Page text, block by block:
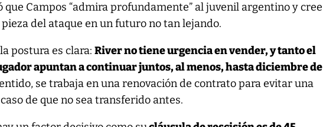
que Campos “admira profundamente” al juvenil argentino y cree
del ataque en un futuro no tan lejando.
postura es clara:River no tiene urgencia en vender, y tanto el
apuntan a continuar juntos, al menos, hasta diciembre de
se trabaja en una renovación de contrato para evitar una
de que no sea transferido antes.